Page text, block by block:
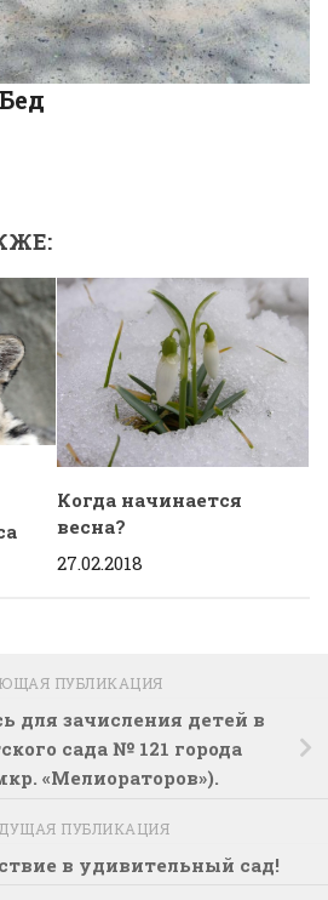
Когда начинается
весна?
27.02.2018
ПУБЛИКАЦИЯ
для зачисления детей в
сада № 121 города
«Мелиораторов»).
ПУБЛИКАЦИЯ
в удивительный сад!